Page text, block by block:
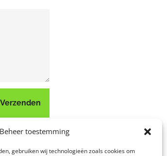
Beheer toestemming
gebruiken wij technologieën zoals cookies om
Verzenden